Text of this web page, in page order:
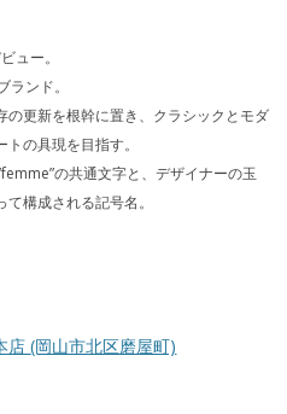
ュー。
ンド。
の更新を根幹に置き、クラシックとモダ
の具現を目指す。
の共通文字と、デザイナーの玉
構成される記号名。
店(岡山市北区磨屋町)